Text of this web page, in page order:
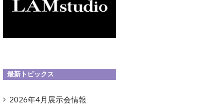
最新トピックス
2026年4月展示会情報